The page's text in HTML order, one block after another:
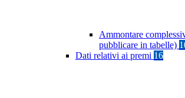
Ammontare
pubblicare in tabelle)
Dati relativi ai premi 16